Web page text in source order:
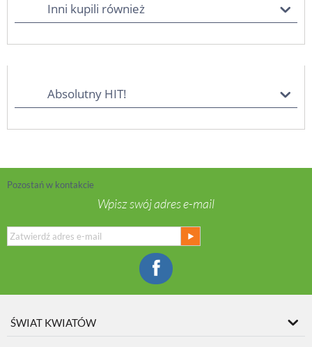
Inni kupili również
Absolutny HIT!
Pozostań w kontakcie
Wpisz swój adres e-mail
ŚWIAT KWIATÓW